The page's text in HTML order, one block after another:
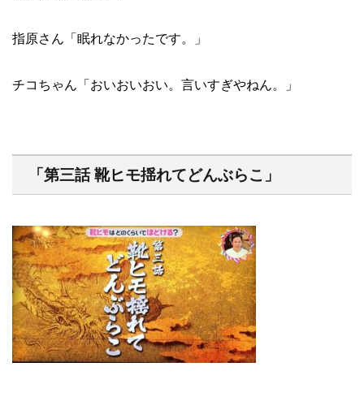
指原さん「眠れなかったです。」
チコちゃん「おいおいおい。言いすぎやねん。」
「第三話 靴ヒモ揺れてどんぶらこ」